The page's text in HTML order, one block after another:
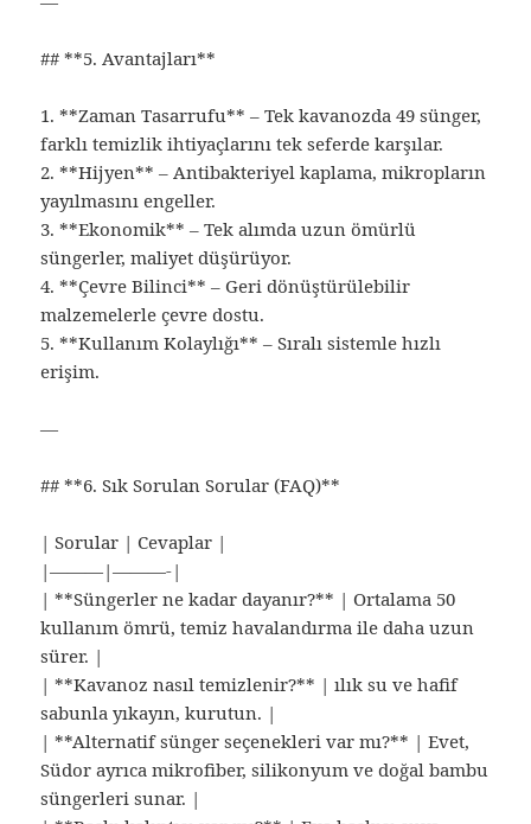
## **5. Avantajları**
1. **Zaman Tasarrufu** – Tek kavanozda 49 sünger,
farklı temizlik ihtiyaçlarını tek seferde karşılar.
2. **Hijyen** – Antibakteriyel kaplama, mikropların
yayılmasını engeller.
3. **Ekonomik** – Tek alımda uzun ömürlü
süngerler, maliyet düşürüyor.
4. **Çevre Bilinci** – Geri dönüştürülebilir
malzemelerle çevre dostu.
5. **Kullanım Kolaylığı** – Sıralı sistemle hızlı
erişim.
—
## **6. Sık Sorulan Sorular (FAQ)**
| Sorular | Cevaplar |
|———|———-|
| **Süngerler ne kadar dayanır?** | Ortalama 50
kullanım ömrü, temiz havalandırma ile daha uzun
sürer. |
| **Kavanoz nasıl temizlenir?** | ılık su ve hafif
sabunla yıkayın, kurutun. |
| **Alternatif sünger seçenekleri var mı?** | Evet,
Südor ayrıca mikrofiber, silikonyum ve doğal bambu
süngerleri sunar. |